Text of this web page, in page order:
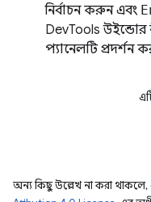
নির্বাচন করুন এবং
DevTools উইন্ডোর
প্যানেলটি প্রদর্শন
অন্য কিছু উল্লেখ না করা থাকলে,